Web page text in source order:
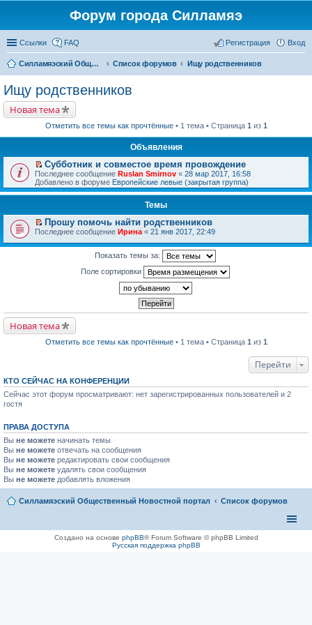
Форум города Силламяэ
Ссылки FAQ Вход
Регистрация
Силламяэский Общественный Новостной портал Список форумов Ищу родственников
Ищу родственников
Новая тема
Отметить все темы как прочтённые• 1 тема • Страница 1 из 1
Объявления
П
е
р
е
т
и
к
е
п
о
ч
н
о
м
о
о
б
щ
н
и
ю
Субботник и совместое время провождение
Последнее сообщение Ruslan Smirnov « 28 мар 2017, 16:58
Добавлено в форуме Европейские левые (закрытая группа)
Темы
П
р
р
о
м
у
р
о
ч
н
н
о
м
у
с
о
о
щ
и
Прошу помочь найти родственников
Последнее сообщение Ирина « 21 янв 2017, 22:49
Показать темы за:
Поле сортировки
Новая тема
Отметить все темы как прочтённые• 1 тема • Страница 1 из 1
Перейти
КТО СЕЙЧАС НА КОНФЕРЕНЦИИ
Сейчас этот форум просматривают: нет зарегистрированных пользователей и 2
гостя
ПРАВА ДОСТУПА
Вы не можете начинать темы
Вы не можете отвечать на сообщения
Вы не можете редактировать свои сообщения
Вы не можете удалять свои сообщения
Вы не можете добавлять вложения
Силламяэский Общественный Новостной портал Список форумов
Создано на основе phpBB® Forum Software © phpBB Limited
Русская поддержка phpBB